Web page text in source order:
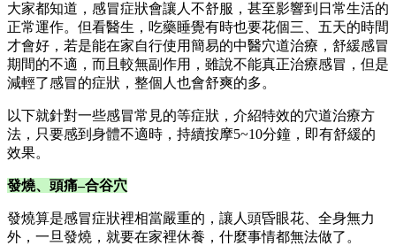
大家都知道，感冒症狀會讓人不舒服，甚至影響到日常生活的
正常運作。但看醫生，吃藥睡覺有時也要花個三、五天的時間
才會好，若是能在家自行使用簡易的中醫穴道治療，舒緩感冒
期間的不適，而且較無副作用，雖說不能真正治療感冒，但是
減輕了感冒的症狀，整個人也會舒爽的多。
以下就針對一些感冒常見的等症狀，介紹特效的穴道治療方
法，只要感到身體不適時，持續按摩5~10分鐘，即有舒緩的
效果。
發燒、頭痛–合谷穴
發燒算是感冒症狀裡相當嚴重的，讓人頭昏眼花、全身無力
外，一旦發燒，就要在家裡休養，什麼事情都無法做了。